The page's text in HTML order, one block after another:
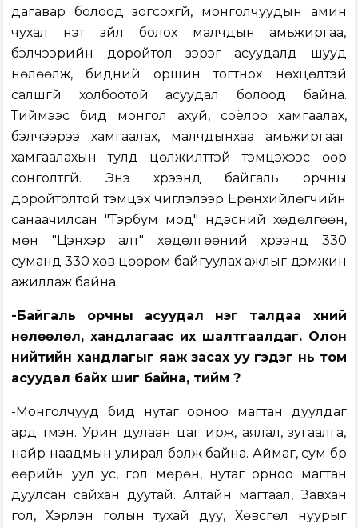
дагавар болоод зогсохгүй, монголчуудын амин
чухал үнэт зүйл болох малчдын амьжиргаа,
бэлчээрийн доройтол зэрэг асуудалд шууд
нөлөөлж, бидний оршин тогтнох нөхцөлтэй
салшгүй холбоотой асуудал болоод байна.
Тиймээс бид монгол ахуй, соёлоо хамгаалах,
бэлчээрээ хамгаалах, малчдынхаа амьжиргааг
хамгаалахын тулд цөлжилттэй тэмцэхээс өөр
сонголтгүй. Энэ хүрээнд байгаль орчны
доройтолтой тэмцэх чиглэлээр Ерөнхийлөгчийн
санаачилсан "Тэрбум мод" үндэсний хөдөлгөөн,
мөн "Цэнхэр алт" хөдөлгөөний хүрээнд 330
суманд 330 хөв цөөрөм байгуулах ажлыг дэмжин
ажиллаж байна.
-Байгаль орчны асуудал нэг талдаа хүний
нөлөөлөл, хандлагаас их шалтгаалдаг. Олон
нийтийн хандлагыг яаж засах уу гэдэг нь том
асуудал байх шиг байна, тийм үү?
-Монголчууд бид нутаг орноо магтан дуулдаг
ард түмэн. Урин дулаан цаг ирж, аялал, зугаалга,
найр наадмын улирал болж байна. Аймаг, сум бүр
өөрийн уул ус, гол мөрөн, нутаг орноо магтан
дуулсан сайхан дуутай. Алтайн магтаал, Завхан
гол, Хэрлэн голын тухай дуу, Хөвсгөл нуурыг